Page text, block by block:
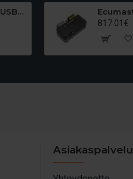
Ecumaster EMU BLACK USB-C moottorinohjainlaite
817.01€
Asiakaspalvelu